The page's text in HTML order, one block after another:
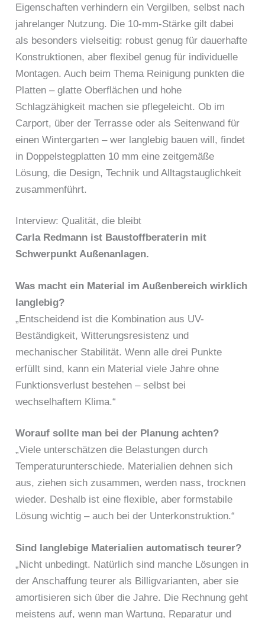
Eigenschaften verhindern ein Vergilben, selbst nach
jahrelanger Nutzung. Die 10-mm-Stärke gilt dabei
als besonders vielseitig: robust genug für dauerhafte
Konstruktionen, aber flexibel genug für individuelle
Montagen. Auch beim Thema Reinigung punkten die
Platten – glatte Oberflächen und hohe
Schlagzähigkeit machen sie pflegeleicht. Ob im
Carport, über der Terrasse oder als Seitenwand für
einen Wintergarten – wer langlebig bauen will, findet
in Doppelstegplatten 10 mm eine zeitgemäße
Lösung, die Design, Technik und Alltagstauglichkeit
zusammenführt.
Interview: Qualität, die bleibt
Carla Redmann ist Baustoffberaterin mit
Schwerpunkt Außenanlagen.
Was macht ein Material im Außenbereich wirklich
langlebig?
„Entscheidend ist die Kombination aus UV-
Beständigkeit, Witterungsresistenz und
mechanischer Stabilität. Wenn alle drei Punkte
erfüllt sind, kann ein Material viele Jahre ohne
Funktionsverlust bestehen – selbst bei
wechselhaftem Klima.“
Worauf sollte man bei der Planung achten?
„Viele unterschätzen die Belastungen durch
Temperaturunterschiede. Materialien dehnen sich
aus, ziehen sich zusammen, werden nass, trocknen
wieder. Deshalb ist eine flexible, aber formstabile
Lösung wichtig – auch bei der Unterkonstruktion.“
Sind langlebige Materialien automatisch teurer?
„Nicht unbedingt. Natürlich sind manche Lösungen in
der Anschaffung teurer als Billigvarianten, aber sie
amortisieren sich über die Jahre. Die Rechnung geht
meistens auf, wenn man Wartung, Reparatur und